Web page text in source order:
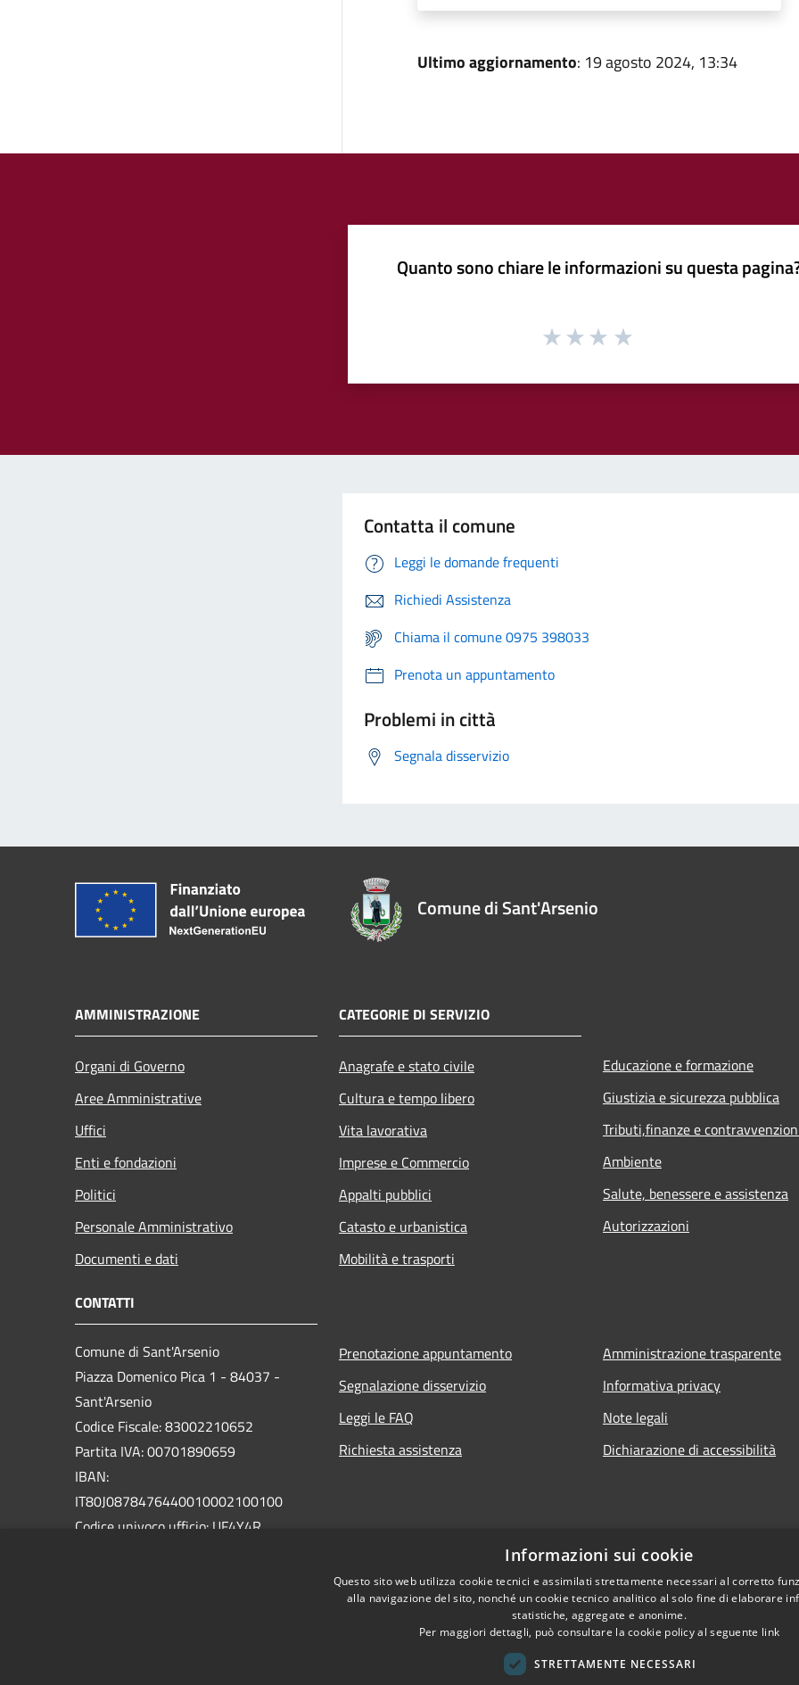
Ultimo aggiornamento: 19 agosto 2024, 13:34
Quanto sono chiare le informazioni su questa
Contatta il comune
Leggi le domande frequenti
Richiedi Assistenza
Chiama il comune 0975 398033
Prenota un appuntamento
Problemi in città
Segnala disservizio
Comune di Sant'Arsenio
AMMINISTRAZIONE
Organi di Governo
Aree Amministrative
Uffici
Enti e fondazioni
Politici
Personale Amministrativo
Documenti e dati
CATEGORIE DI SERVIZIO
Anagrafe e stato civile
Cultura e tempo libero
Vita lavorativa
Imprese e Commercio
Appalti pubblici
Catasto e urbanistica
Mobilità e trasporti
Educazione e formazione
Giustizia e sicurezza pubblica
Tributi,finanze e
Ambiente
Salute, benessere e assistenza
Autorizzazioni
CONTATTI
Comune di Sant'Arsenio
Piazza Domenico Pica 1 - 84037 -
Sant'Arsenio
Codice Fiscale: 83002210652
Partita IVA: 00701890659
IBAN:
IT80J0878476440010002100100
Codice univoco ufficio: UF4Y4R
protocollo@pec.comune.santarsenio.sa.it
Prenotazione appuntamento
Segnalazione disservizio
Leggi le FAQ
Richiesta assistenza
Amministrazione trasparente
Informativa privacy
Note legali
Dichiarazione di accessibilità
Informazioni sui cookie
Questo sito web utilizza cookie tecnici e assimilati strettamente necessari al corretto
alla navigazione del sito, nonché un cookie tecnico analitico al solo fine di elaborare
statistiche, aggregate e anonime.
Per maggiori dettagli, può consultare la cookie policy al seguente link
STRETTAMENTE NECESSARI